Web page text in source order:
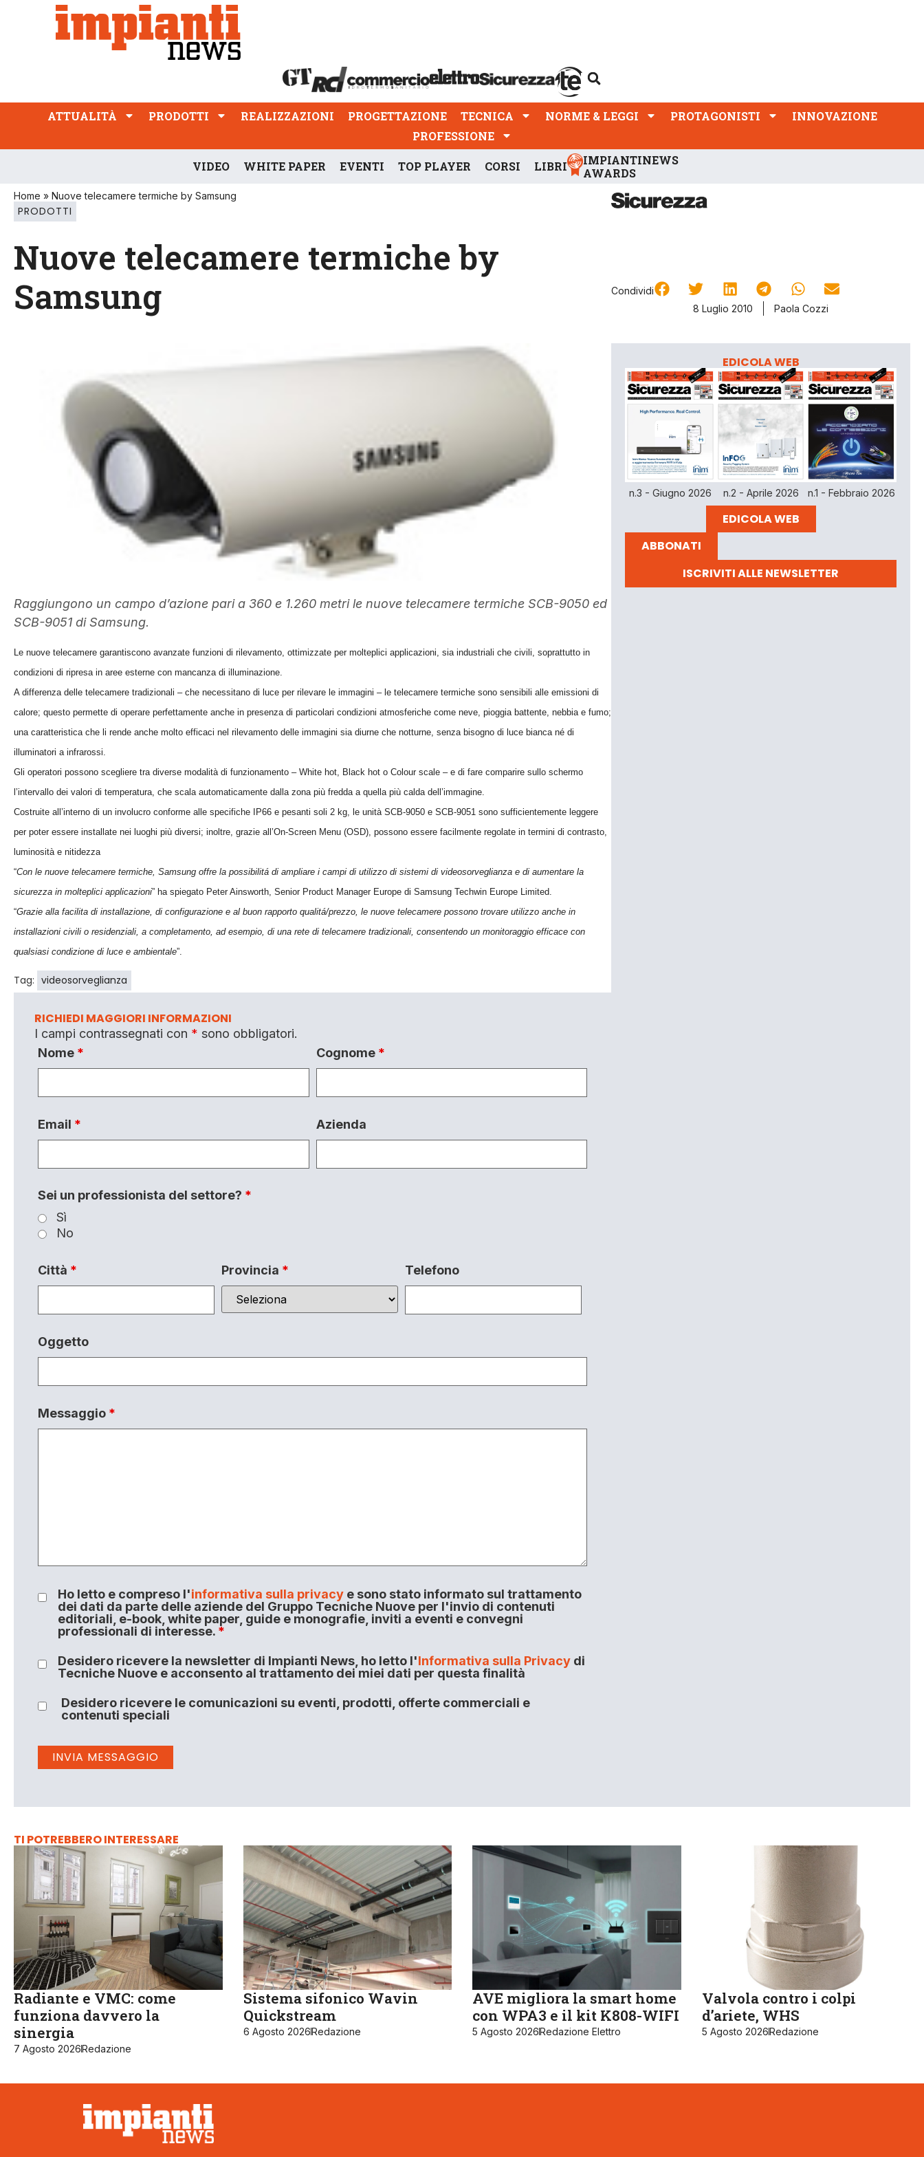
ATTUALITÀ PRODOTTI REALIZZAZIONI
PROFESSIONE
ATTUALITÀ PRODOTTI REALIZZAZIONI PROGETTAZIONE TECNICA NORME & LEGGI PROTAGONISTI
INNOVAZIONE
PROFESSIONE
VIDEO WHITE PAPER EVENTI TOP PLAYER CORSI LIBRI
IMPIANTINEWS
AWARDS
Home » Nuove telecamere termiche by Samsung
PRODOTTI
Nuove telecamere termiche by
Samsung
Condividi
8 Luglio 2010
Paola Cozzi
Raggiungono un campo d’azione pari a 360 e 1.260 metri le nuove telecamere termiche SCB-9050 ed
SCB-9051 di Samsung.
Le nuove telecamere garantiscono avanzate funzioni di rilevamento, ottimizzate per molteplici applicazioni, sia industriali che civili, soprattutto in
condizioni di ripresa in aree esterne con mancanza di illuminazione.
A differenza delle telecamere tradizionali – che necessitano di luce per rilevare le immagini – le telecamere termiche sono sensibili alle emissioni di
calore; questo permette di operare perfettamente anche in presenza di particolari condizioni atmosferiche come neve, pioggia battente, nebbia e fumo;
una caratteristica che li rende anche molto efficaci nel rilevamento delle immagini sia diurne che notturne, senza bisogno di luce bianca né di
illuminatori a infrarossi.
Gli operatori possono scegliere tra diverse modalità di funzionamento – White hot, Black hot o Colour scale – e di fare comparire sullo schermo
l’intervallo dei valori di temperatura, che scala automaticamente dalla zona più fredda a quella più calda dell’immagine.
Costruite all’interno di un involucro conforme alle specifiche IP66 e pesanti soli 2 kg, le unità SCB-9050 e SCB-9051 sono sufficientemente leggere
per poter essere installate nei luoghi più diversi; inoltre, grazie all’On-Screen Menu (OSD), possono essere facilmente regolate in termini di contrasto,
luminosità e nitidezza
“Con le nuove telecamere termiche, Samsung offre la possibilitá di ampliare i campi di utilizzo di sistemi di videosorveglianza e di aumentare la
sicurezza in molteplici applicazioni” ha spiegato Peter Ainsworth, Senior Product Manager Europe di Samsung Techwin Europe Limited.
“Grazie alla facilita di installazione, di configurazione e al buon rapporto qualitá/prezzo, le nuove telecamere possono trovare utilizzo anche in
installazioni civili o residenziali, a completamento, ad esempio, di una rete di telecamere tradizionali, consentendo un monitoraggio efficace con
qualsiasi condizione di luce e ambientale”.
Tag: videosorveglianza
RICHIEDI MAGGIORI INFORMAZIONI
I campi contrassegnati con * sono obbligatori.
Nome * Cognome *
Email * Azienda
Sei un professionista del settore? *
Sì
No
Città * Provincia * Telefono
Oggetto
Messaggio *
Ho letto e compreso l'informativa sulla privacye sono stato informato sul trattamento
dei dati da parte delle aziende del Gruppo Tecniche Nuove per l'invio di contenuti
editoriali, e-book, white paper, guide e monografie, inviti a eventi e convegni
professionali di interesse. *
Desidero ricevere la newsletter di Impianti News, ho letto l'Informativa sulla Privacydi
Tecniche Nuove e acconsento al trattamento dei miei dati per questa finalità
Desidero ricevere le comunicazioni su eventi, prodotti, offerte commerciali e
contenuti speciali
EDICOLA WEB
n.3 - Giugno 2026 n.2 - Aprile 2026 n.1 - Febbraio 2026
EDICOLA WEB
ABBONATI
ISCRIVITI ALLE NEWSLETTER
TI POTREBBERO INTERESSARE
Radiante e VMC: come
funziona davvero la
sinergia
7 Agosto 2026Redazione
Sistema sifonico Wavin
Quickstream
6 Agosto 2026Redazione
AVE migliora la smart home
con WPA3 e il kit K808-WIFI
5 Agosto 2026Redazione Elettro
Valvola contro i colpi
d’ariete, WHS
5 Agosto 2026Redazione